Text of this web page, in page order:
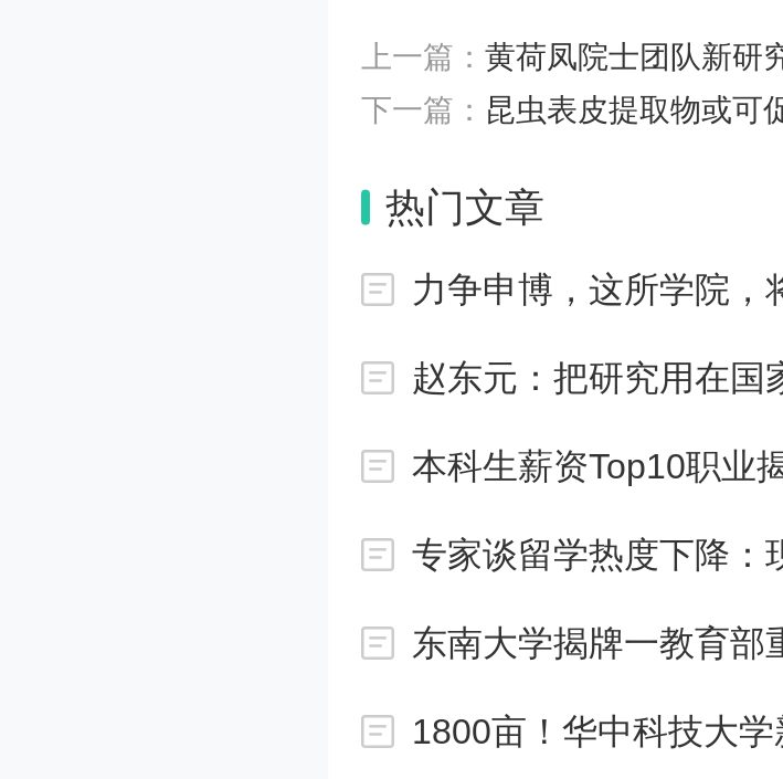
眼部炎症疾病中具有多重
境的联合调控，增强抗炎
组织或细胞损伤，这种协
多功能水凝胶协同干预眼
片均来源于《美国
概而言之，顽固的炎症性
是持续“灭火”的
“超能消防
上一篇： 黄荷凤院士团队新研
下一篇： 昆虫表皮提取物或可
热门文章
力争申博，这所学院，
赵东元：把研究用在国
本科生薪资Top10职业
东南大学揭牌一教育部
1800亩！华中科技大